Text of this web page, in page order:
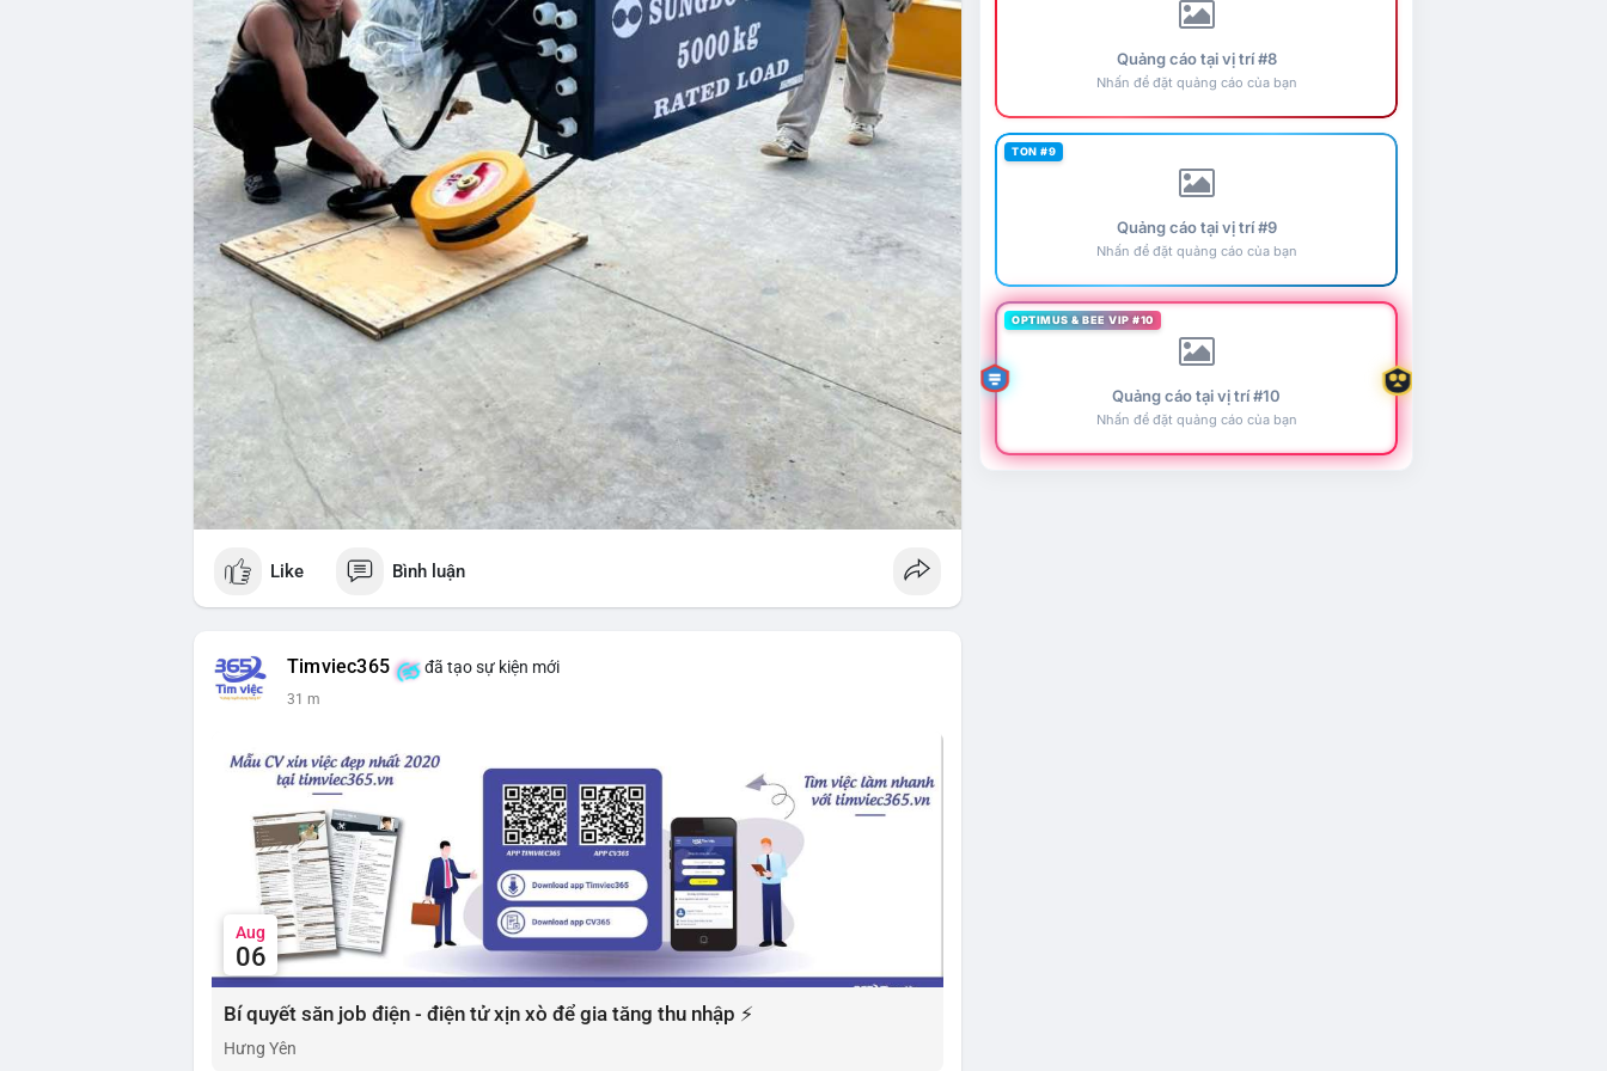
Like Bình luận
Timviec365 đã tạo sự kiện mới
31 m
Aug
06
Bí quyết săn job điện - điện tử xịn xò để gia tăng thu nhập ⚡
Hưng Yên
Quảng cáo tại vị trí #8
Nhấn để đặt quảng cáo của bạn
TON #9
Quảng cáo tại vị trí #9
Nhấn để đặt quảng cáo của bạn
OPTIMUS & BEE VIP #10
Quảng cáo tại vị trí #10
Nhấn để đặt quảng cáo của bạn